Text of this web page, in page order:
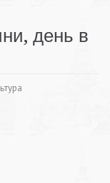
день в